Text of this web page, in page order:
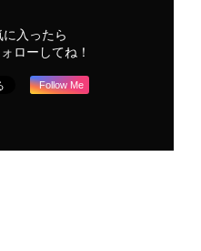
入ったら
ローしてね！
Follow Me